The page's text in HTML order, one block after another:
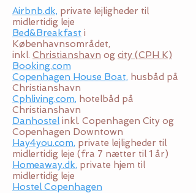
Airbnb.dk, private lejligheder til
midlertidig leje
Bed&Breakfast i
Københavnsområdet,
inkl. Christianshavn og city (CPH K)
Booking.com
Copenhagen House Boat, husbåd på
Christianshavn
Cphliving.com, hotelbåd på
Christianshavn
Danhostel inkl. Copenhagen City og
Copenhagen Downtown
Hay4you.com, private lejligheder til
midlertidig leje (fra 7 nætter til 1 år)
Homeaway.dk, private hjem til
midlertidig leje
Hostel Copenhagen